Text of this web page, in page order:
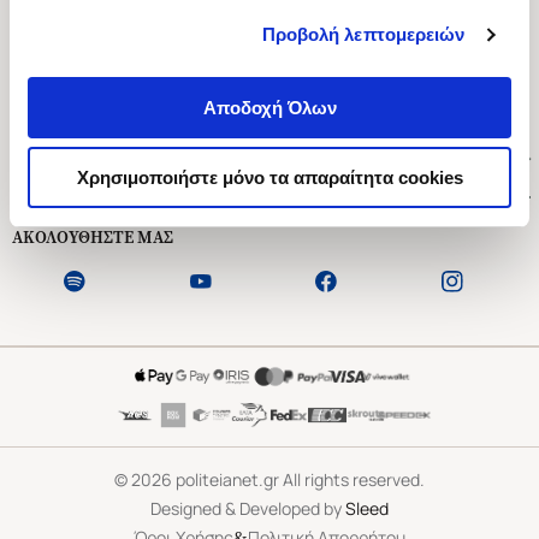
Προβολή λεπτομερειών
Αποδοχή Όλων
Χρησιμοποιήστε μόνο τα απαραίτητα cookies
Ασκληπιού 1-3, Αθήνα 106 79
Δευτέρα - Παρασκευή 09:00-21:00
Εξυπηρέτηση Πελατών
ΑΚΟΛΟΥΘΗΣΤΕ ΜΑΣ
©2026 politeianet.gr All rights reserved.
Designed & Developed bySleed